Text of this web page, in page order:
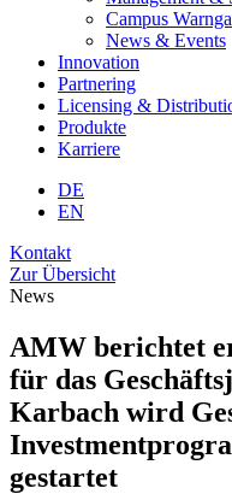
Campus
News & Events
Innovation
Partnering
Licensing &
Produkte
Karriere
DE
EN
Kontakt
Zur Übersicht
News
AMW berichtet
für das
Karbach wird
gestartet